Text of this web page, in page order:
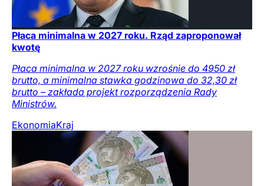
Płaca minimalna w 2027 roku. Rząd zaproponował
kwotę
Płaca minimalna w 2027 roku wzrośnie do 4950 zł
brutto, a minimalna stawka godzinowa do 32,30 zł
brutto – zakłada projekt rozporządzenia Rady
Ministrów.
EkonomiaKraj